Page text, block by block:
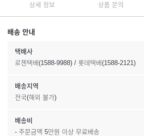
상세 정보 상품 문의
배송 안내
택배사
로젠택배(1588-9988) / 롯데택배(1588-2121)
배송지역
전국(해외 불가)
배송비
- 주문금액 5만원 이상 무료배송